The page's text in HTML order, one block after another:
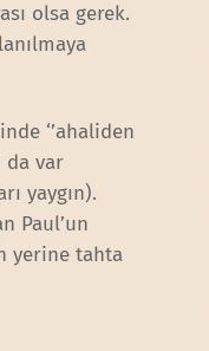
olsa gerek.
‘’ahaliden
da var
yaygın).
Paul’un
yerine tahta